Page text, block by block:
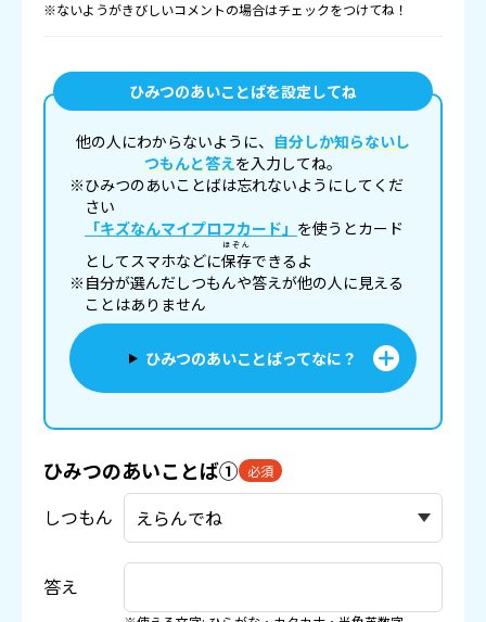
※ないようがきびしいコメントの場合はチェックをつけてね！
ひみつのあいことばを設定してね
他の人にわからないように、 自分しか知らないし
つもんと答えを入力してね。
※ひみつのあいことばは忘れないようにしてくだ
さい
「キズなんマイプロフカード」 を使うとカード
としてスマホなどに保存
ほぞん
できるよ
※自分が選んだしつもんや答えが他の人に見える
ことはありません
ひみつのあいことばってなに？
ひみつのあいことば① 必須
しつもん
答え